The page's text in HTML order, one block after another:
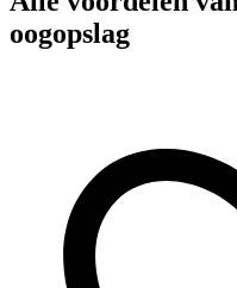
oogopslag